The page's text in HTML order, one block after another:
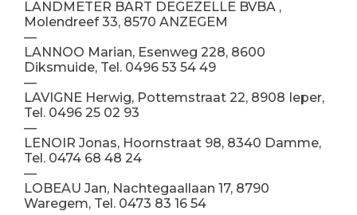
LANDMETER BART DEGEZELLE BVBA ,
Molendreef 33, 8570 ANZEGEM
—
LANNOO Marian, Esenweg 228, 8600
Diksmuide, Tel. 0496 53 54 49
—
LAVIGNE Herwig, Pottemstraat 22, 8908 Ieper,
Tel. 0496 25 02 93
—
LENOIR Jonas, Hoornstraat 98, 8340 Damme,
Tel. 0474 68 48 24
—
LOBEAU Jan, Nachtegaallaan 17, 8790
Waregem, Tel. 0473 83 16 54